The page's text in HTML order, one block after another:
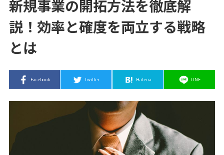
新規事業の開拓方法を徹底解
説！効率と確度を両立する戦略
とは
Facebook Twitter Hatena LINE